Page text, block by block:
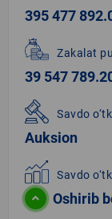
395 477
Zakalat
39 547
Savdo
Auksion
Savdo
Oshirib